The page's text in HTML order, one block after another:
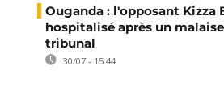
Ouganda : l'opposant Kizza
hospitalisé après un
tribunal
30/07 - 15:44